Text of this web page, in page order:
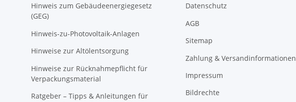
Hinweis zum Gebäudeenergiegesetz
(GEG)
Hinweis-zu-Photovoltaik-Anlagen
Hinweise zur Altölentsorgung
Hinweise zur Rücknahmepflicht für
Verpackungsmaterial
Ratgeber – Tipps & Anleitungen für
Datenschutz
AGB
Sitemap
Zahlung & Versandinformationen
Impressum
Bildrechte